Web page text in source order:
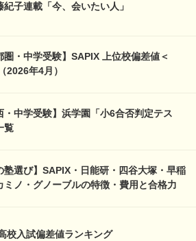
子連載「今、会いたい人」
圏・中学受験】SAPIX 上位校偏差値＜
2026年4月）
・中学受験】浜学園「小6合否判定テス
覧
塾選び】SAPIX・日能研・四谷大塚・早稲
ミノ・グノーブルの特徴・費用と合格力
校入試偏差値ランキング